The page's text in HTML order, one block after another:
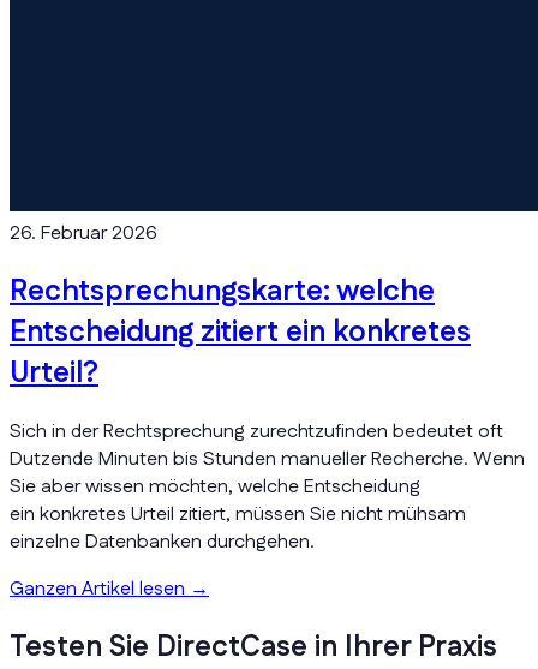
26. Februar 2026
Rechtsprechungskarte: welche
Entscheidung zitiert ein konkretes
Urteil?
Sich in der Rechtsprechung zurechtzufinden bedeutet oft
Dutzende Minuten bis Stunden manueller Recherche. Wenn
Sie aber wissen möchten, welche Entscheidung
ein konkretes Urteil zitiert, müssen Sie nicht mühsam
einzelne Datenbanken durchgehen.
Ganzen Artikel lesen→
Testen Sie DirectCase in Ihrer Praxis